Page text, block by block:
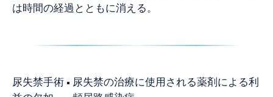
は時間の経過とともに消える。
尿失禁手術 • 尿失禁の治療に使用される薬剤による利